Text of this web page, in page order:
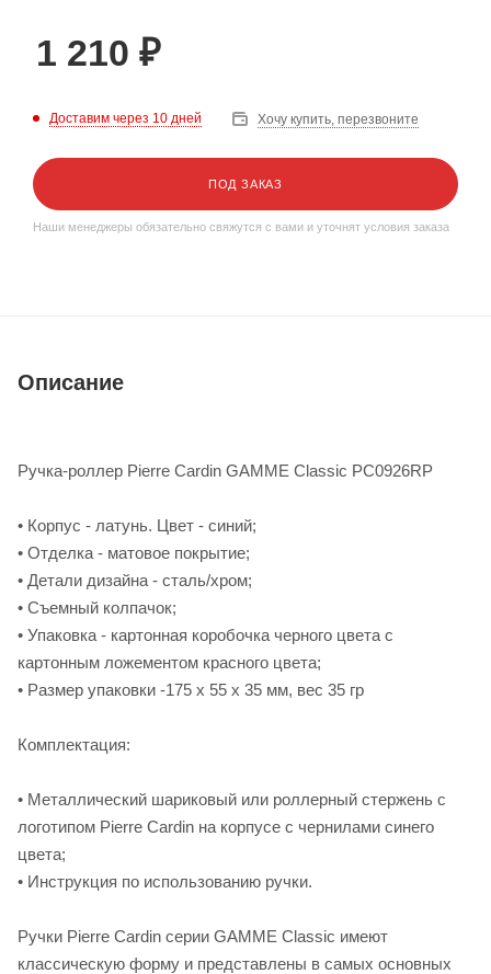
1 210 ₽
Доставим через 10 дней Хочу купить, перезвоните
ПОД ЗАКАЗ
Наши менеджеры обязательно свяжутся с вами и уточнят условия заказа
Описание
Ручка-роллер Pierre Cardin GAMME Classic PC0926RP
• Корпус - латунь. Цвет - синий;
• Отделка - матовое покрытие;
• Детали дизайна - сталь/хром;
• Съемный колпачок;
• Упаковка - картонная коробочка черного цвета с
картонным ложементом красного цвета;
• Размер упаковки -175 х 55 х 35 мм, вес 35 гр
Комплектация:
• Металлический шариковый или роллерный стержень с
логотипом Pierre Cardin на корпусе с чернилами синего
цвета;
• Инструкция по использованию ручки.
Ручки Pierre Cardin серии GAMME Classic имеют
классическую форму и представлены в самых основных